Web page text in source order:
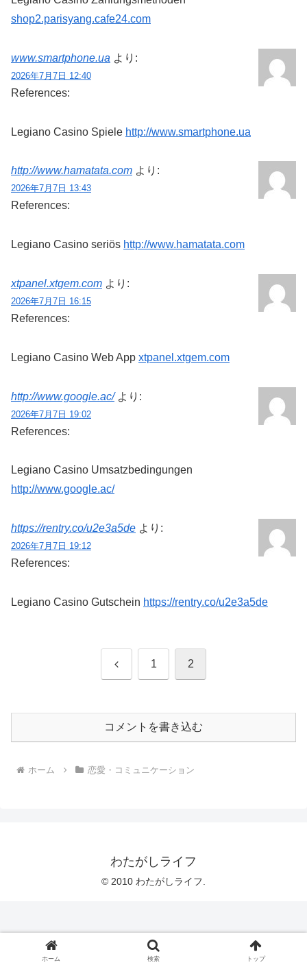
shop2.parisyang.cafe24.com
www.smartphone.ua より:
2026年7月7日 12:40
References:
Legiano Casino Spiele http://www.smartphone.ua
http://www.hamatata.com より:
2026年7月7日 13:43
References:
Legiano Casino seriös http://www.hamatata.com
xtpanel.xtgem.com より:
2026年7月7日 16:15
References:
Legiano Casino Web App xtpanel.xtgem.com
http://www.google.ac/ より:
2026年7月7日 19:02
References:
Legiano Casino Umsatzbedingungen
http://www.google.ac/
https://rentry.co/u2e3a5de より:
2026年7月7日 19:12
References:
Legiano Casino Gutschein https://rentry.co/u2e3a5de
前 1 2
コメントを書き込む
ホーム 恋愛・コミュニケーション
わたがしライフ
© 2010 わたがしライフ.
ホーム 検索 トップ